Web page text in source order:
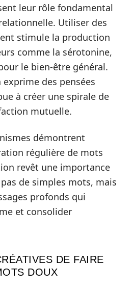
leur rôle fondamental
Utiliser des
stimule la production
comme la sérotonine,
le bien-être général.
exprime des pensées
à créer une spirale de
mutuelle.
démontrent
régulière de mots
revêt une importance
de simples mots, mais
profonds qui
et consolider
DE FAIRE
DOUX